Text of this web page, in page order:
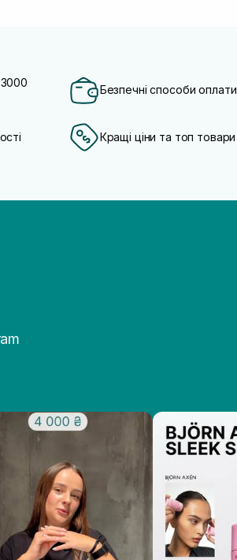
Безпечні способи оплати
Кращі ціни та топ товари